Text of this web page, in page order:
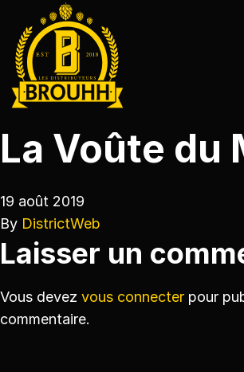
La Voûte du
19 août 2019
By DistrictWeb
Laisser un
Vous devez vous connecter pour
commentaire.